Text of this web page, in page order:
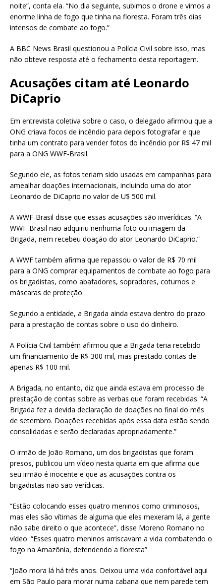
noite”, conta ela. “No dia seguinte, subimos o drone e vimos a
enorme linha de fogo que tinha na floresta. Foram três dias
intensos de combate ao fogo.”
A BBC News Brasil questionou a Polícia Civil sobre isso, mas
não obteve resposta até o fechamento desta reportagem.
Acusações citam até Leonardo
DiCaprio
Em entrevista coletiva sobre o caso, o delegado afirmou que a
ONG criava focos de incêndio para depois fotografar e que
tinha um contrato para vender fotos do incêndio por R$ 47 mil
para a ONG WWF-Brasil.
Segundo ele, as fotos teriam sido usadas em campanhas para
amealhar doações internacionais, incluindo uma do ator
Leonardo de DiCaprio no valor de U$ 500 mil.
A WWF-Brasil disse que essas acusações são inverídicas. “A
WWF-Brasil não adquiriu nenhuma foto ou imagem da
Brigada, nem recebeu doação do ator Leonardo DiCaprio.”
A WWF também afirma que repassou o valor de R$ 70 mil
para a ONG comprar equipamentos de combate ao fogo para
os brigadistas, como abafadores, sopradores, coturnos e
máscaras de proteção.
Segundo a entidade, a Brigada ainda estava dentro do prazo
para a prestação de contas sobre o uso do dinheiro.
A Polícia Civil também afirmou que a Brigada teria recebido
um financiamento de R$ 300 mil, mas prestado contas de
apenas R$ 100 mil.
A Brigada, no entanto, diz que ainda estava em processo de
prestação de contas sobre as verbas que foram recebidas. “A
Brigada fez a devida declaração de doações no final do mês
de setembro. Doações recebidas após essa data estão sendo
consolidadas e serão declaradas apropriadamente.”
O irmão de João Romano, um dos brigadistas que foram
presos, publicou um vídeo nesta quarta em que afirma que
seu irmão é inocente e que as acusações contra os
brigadistas não são verídicas.
“Estão colocando esses quatro meninos como criminosos,
mas eles são vítimas de alguma que eles mexeram lá, a gente
não sabe direito o que acontece”, disse Moreno Romano no
vídeo. “Esses quatro meninos arriscavam a vida combatendo o
fogo na Amazônia, defendendo a floresta”
“João mora lá há três anos. Deixou uma vida confortável aqui
em São Paulo para morar numa cabana que nem parede tem